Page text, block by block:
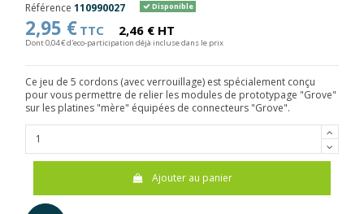
Référence 110990027 Disponible
2,95 € TTC 2,46 € HT
Dont 0,04 € d'eco-participation déjà incluse dans le prix
Ce jeu de 5 cordons (avec verrouillage) est spécialement conçu
pour vous permettre de relier les modules de prototypage "Grove"
sur les platines "mère" équipées de connecteurs "Grove".
Ajouter au panier